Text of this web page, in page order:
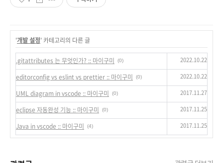
'개발 설정' 카테고리의 다른 글
.gitattributes 는 무엇인가? :: 마이구미 (0) 2022.10.22
editorconfig vs eslint vs prettier :: 마이구미 (0) 2022.10.22
UML diagram in vscode :: 마이구미 (0) 2017.11.27
eclipse 자동완성 기능 :: 마이구미 (0) 2017.11.25
Java in vscode :: 마이구미 (4) 2017.11.25